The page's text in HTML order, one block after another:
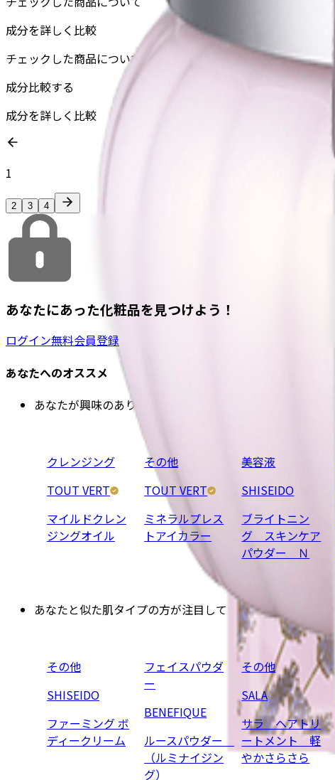
成分を詳しく比較
チェックした商品について
成分比較する
成分を詳しく比較
1
2 3 4
あなたにあった化粧品を見つけよう！
ログイン無料会員登録
あなたへのオススメ
あなたが興味のありそうな商品
クレンジング
TOUT VERT
マイルドクレン
ジングオイル
その他
TOUT VERT
ミネラルプレス
トアイカラー
美容液
SHISEIDO
ブライトニン
グ スキンケア
パウダー Ｎ
あなたと似た肌タイプの方が注目している商品
その他
SHISEIDO
ファーミング ボ
ディークリーム
フェイスパウダ
ー
BENEFIQUE
ルースパウダー
（ルミナイジン
グ）
その他
SALA
サラ ヘアトリ
ートメント 軽
やかさらさら